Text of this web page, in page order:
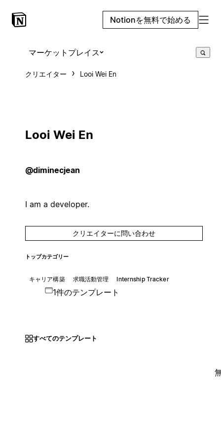
Notionを無料で始める
マーケットプレイス
クリエイター Looi Wei En
Looi Wei En
@diminecjean
I am a developer.
クリエイターに問い合わせ
トップカテゴリー
キャリア構築 求職活動管理 Internship Tracker
1件のテンプレート
すべてのテンプレート